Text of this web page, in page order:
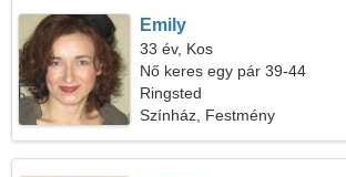
Emily
33 év, Kos
Nő keres egy pár 39-44
Ringsted
Színház, Festmény